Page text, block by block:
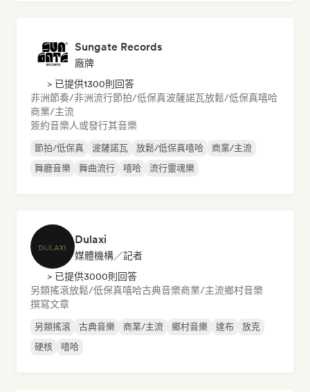
Sungate Records
廠牌
> 已提供1300則回答
非洲節奏/非洲流行節拍/低保真波薩諾瓦放鬆/低保真嘻哈
商業/主流
簽約音樂人或發行其音樂
節拍/低保真 波薩諾瓦 放鬆/低保真嘻哈
商業/主流
舞廳音樂
舞曲流行 嘻哈 流行靈魂樂
Dulaxi
媒體機構／記者
> 已提供3000則回答
另類搖滾放鬆/低保真嘻哈古典音樂商業/主流鄉村音樂
撰寫文章
另類搖滾 古典音樂 商業/主流 鄉村音樂 達布
放克
硬核
嘻哈